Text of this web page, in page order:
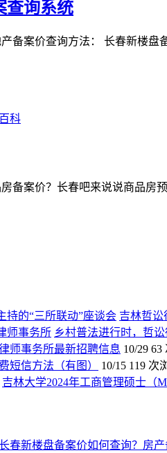
查询系统
备案价查询方法： 长春新楼
科
备案价？长春吧来说说商品
吉林哲讼
乡村普法进行时，哲
师事务所最新招聘信息 10/29 63
短信方法（有图）
10/15 119 次
吉林大学2024年工商管理硕士（
春新楼盘备案价如何查询？房